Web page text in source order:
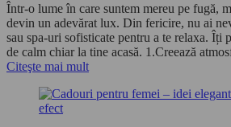
Într-o lume în care suntem mereu pe fugă,
devin un adevărat lux. Din fericire, nu ai
sau spa-uri sofisticate pentru a te relaxa. Îți
de calm chiar la tine acasă. 1.Creează
Citeşte mai mult